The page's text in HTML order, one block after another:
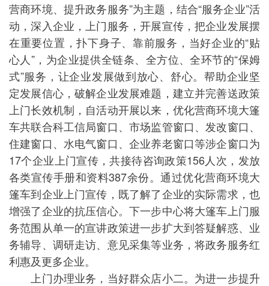
营商环境、提升政务服务”为主题，结合“服务企业”活
动，深入企业，上门服务，开展宣传，把企业发展摆
在重要位置，扑下身子、靠前服务，当好企业的“贴
心人”，为企业提供全链条、全方位、全环节的“保姆
式”服务，让企业发展做到放心、舒心。帮助企业坚
定发展信心，破解企业发展难题，建立并完善送政策
上门长效机制，自活动开展以来，优化营商环境大篷
车共联合科工信局窗口、市场监管窗口、发改窗口、
住建窗口、水电气窗口、企业养老窗口等涉企窗口为
17个企业上门宣传，共接待咨询政策156人次，发放
各类宣传手册和资料387余份。通过优化营商环境大
篷车到企业上门宣传，既了解了企业的实际需求，也
增强了企业的抗压信心。下一步中心将大篷车上门服
务范围从单一的宣讲政策进一步扩大到答疑解惑、业
务辅导、调研走访、意见采集等业务，将政务服务红
利惠及更多企业。
上门办理业务，当好群众店小二。为进一步提升